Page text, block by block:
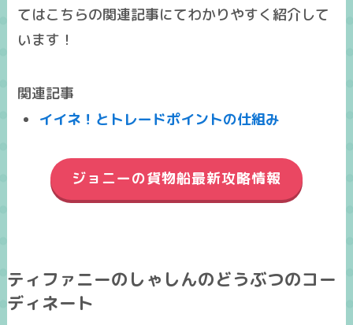
てはこちらの関連記事にてわかりやすく紹介して
います！
関連記事
イイネ！とトレードポイントの仕組み
ジョニーの貨物船最新攻略情報
ティファニーのしゃしんのどうぶつのコー
ディネート